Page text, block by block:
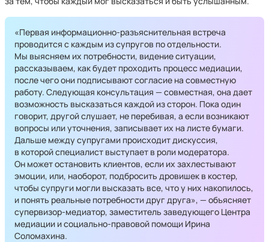
«Первая информационно-разъяснительная встреча
проводится с каждым из супругов по отдельности.
Мы выясняем их потребности, видение ситуации,
рассказываем, как будет проходить процесс медиации,
после чего они подписывают согласие на совместную
работу. Следующая консультация — совместная, она дает
возможность высказаться каждой из сторон. Пока один
говорит, другой слушает, не перебивая, а если возникают
вопросы или уточнения, записывает их на листе бумаги.
Дальше между супругами происходит дискуссия,
в которой специалист выступает в роли модератора.
Он может остановить клиентов, если их захлестывают
эмоции, или, наоборот, подбросить дровишек в костер,
чтобы супруги могли высказать все, что у них накопилось,
и понять реальные потребности друг друга», — объясняет
супервизор-медиатор, заместитель заведующего Центра
медиации и социально-правовой помощи Ирина
Соломахина.